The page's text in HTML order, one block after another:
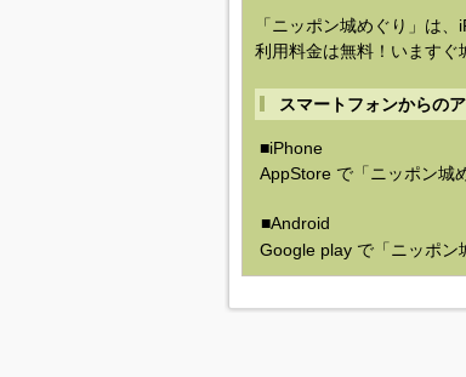
「ニッポン城めぐり」は
利用料金は無料！いますぐ
スマートフォンからの
■iPhone
AppStore で「ニッポン城
■Android
Google play で「ニッポン